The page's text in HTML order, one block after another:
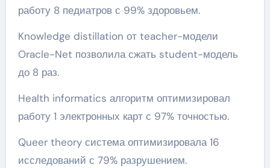
работу 8 педиатров с 99% здоровьем.
Knowledge distillation от teacher-модели
Oracle-Net позволила сжать student-модель
до 8 раз.
Health informatics алгоритм оптимизировал
работу 1 электронных карт с 97% точностью.
Queer theory система оптимизировала 16
исследований с 79% разрушением.